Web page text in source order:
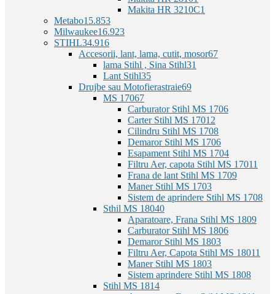
Makita HR 3210C1
Metabo15.853
Milwaukee16.923
STIHL34.916
Accesorii, lant, lama, cutit, mosor67
lama Stihl , Sina Stihl31
Lant Stihl35
Drujbe sau Motofierastraie69
MS 17067
Carburator Stihl MS 1706
Carter Stihl MS 17012
Cilindru Stihl MS 1708
Demaror Stihl MS 1706
Esapament Stihl MS 1704
Filtru Aer, capota Stihl MS 17011
Frana de lant Stihl MS 1709
Maner Stihl MS 1703
Sistem de aprindere Stihl MS 1708
Sthil MS 18040
Aparatoare, Frana Stihl MS 1809
Carburator Stihl MS 1806
Demaror Stihl MS 1803
Filtru Aer, Capota Stihl MS 18011
Maner Stihl MS 1803
Sistem aprindere Stihl MS 1808
Stihl MS 1814